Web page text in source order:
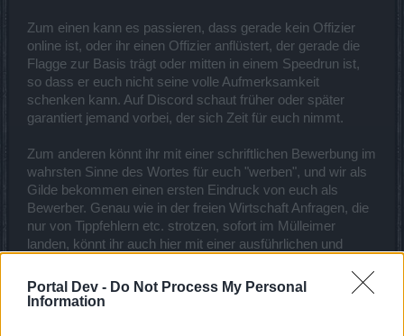
Portal Dev - Do Not Process My Personal
Information
Zum einen kann es passieren, dass gerade kein Offizier
online ist, oder ihr einen Offizier anflüstert, der gerade die
Flagge zur Basis trägt oder mitten in einem Speedrun ist,
so dass er euch nicht seine volle Aufmerksamkeit
schenken kann. Auf Discord schaut früher oder später
garantiert jemand vorbei, der sich Zeit für euch nimmt.
Zum anderen könnt ihr mit einer schriftlichen Bewerbung im
wahrsten Sinne des Wortes für euch "werben", und wir als
Gilde bekommen einen ersten Eindruck von euch als
Bewerber. Genau wie in der freien Wirtschaft Anfragen, die
nur von Tippfehlern etc. strotzen, sofort im Mülleimer
landen, könnt ihr auch hier mit einer ausführlichen und
_______________________________